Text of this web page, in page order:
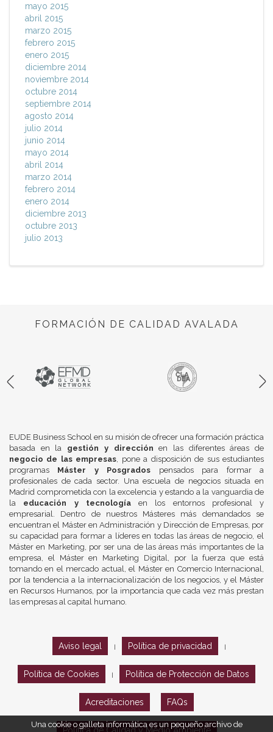
mayo 2015
abril 2015
marzo 2015
febrero 2015
enero 2015
diciembre 2014
noviembre 2014
octubre 2014
septiembre 2014
agosto 2014
julio 2014
junio 2014
mayo 2014
abril 2014
marzo 2014
febrero 2014
enero 2014
diciembre 2013
octubre 2013
julio 2013
FORMACIÓN DE CALIDAD AVALADA
EUDE Business School en su misión de ofrecer una formación práctica
basada en la gestión y dirección en las diferentes áreas de
negocio de las empresas, pone a disposición de sus estudiantes
programas Máster y Posgrados pensados para formar a
profesionales de cada sector. Una escuela de negocios situada en
Madrid comprometida con la excelencia y estando a la vanguardia de
la educación y tecnologíaen los entornos profesional y
empresarial. Dentro de nuestros Másteres más demandados se
encuentran el Máster en Administración y Dirección de Empresas, por
su capacidad para formar a líderes en todas las áreas de negocio, el
Máster en Marketing, por ser una de las áreas más importantes de la
empresa, el Máster en Marketing Digital, por la fuerza que está
tomando en el mercado actual, el Máster en Comercio Internacional,
por la tendencia a la internacionalización de los negocios, y el Máster
en Recursos Humanos, por la importancia que cada vez más prestan
las empresas al capital humano.
Aviso legal Política de privacidad
Política de Cookies Política de Protección de Datos
Acreditaciones FAQs
Una cookie o galleta informática es un pequeño archivo de